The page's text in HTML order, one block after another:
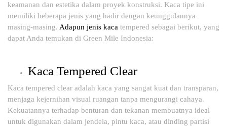
keamanan dan estetika dalam proyek konstruksi. Kaca tipe ini
memiliki beberapa jenis yang hadir dengan keunggulannya
masing-masing. Adapun jenis kaca tempered sebagai berikut, yang
dapat Anda temukan di Green Mile Indonesia:
Kaca Tempered Clear
Kaca tempered clear adalah kaca yang sangat kuat dan transparan,
menjaga kejernihan visual ruangan tanpa mengurangi cahaya.
Kekuatannya terhadap benturan dan tekanan membuatnya ideal
untuk digunakan dalam jendela, pintu kaca, atau dinding partisi